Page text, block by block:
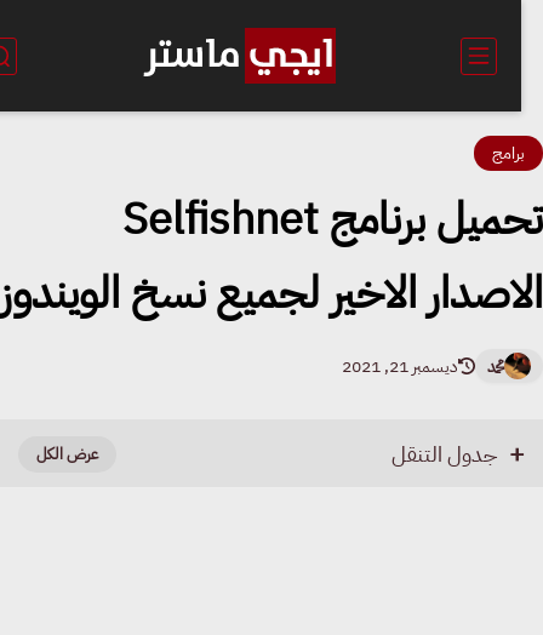
تحميل برنامج Selfishnet
الاخير لجميع نسخ الويندوز
محمد ديسمبر 21, 2021
جدول التنقل